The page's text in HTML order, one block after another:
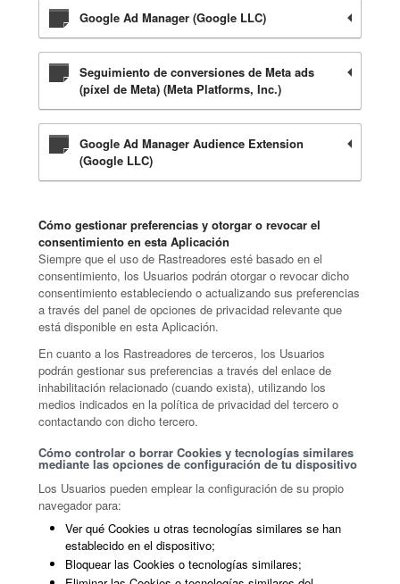
Google Ad Manager (Google LLC)
Seguimiento de conversiones de Meta ads
(píxel de Meta) (Meta Platforms, Inc.)
Google Ad Manager Audience Extension
(Google LLC)
Cómo gestionar preferencias y otorgar o revocar el
consentimiento en esta Aplicación
Siempre que el uso de Rastreadores esté basado en el
consentimiento, los Usuarios podrán otorgar o revocar dicho
consentimiento estableciendo o actualizando sus preferencias
a través del panel de opciones de privacidad relevante que
está disponible en esta Aplicación.
En cuanto a los Rastreadores de terceros, los Usuarios
podrán gestionar sus preferencias a través del enlace de
inhabilitación relacionado (cuando exista), utilizando los
medios indicados en la política de privacidad del tercero o
contactando con dicho tercero.
Cómo controlar o borrar Cookies y tecnologías similares
mediante las opciones de configuración de tu dispositivo
Los Usuarios pueden emplear la configuración de su propio
navegador para:
Ver qué Cookies u otras tecnologías similares se han
establecido en el dispositivo;
Bloquear las Cookies o tecnologías similares;